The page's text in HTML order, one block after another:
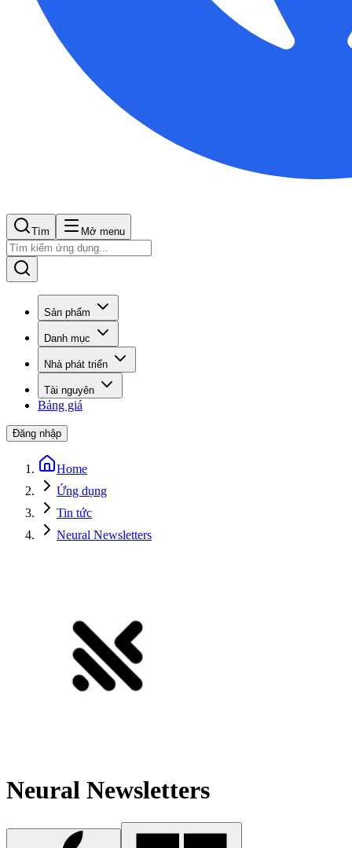
Tìm Mở menu
Sản phẩm
Danh mục
Nhà phát triển
Tài nguyên
Bảng giá
Đăng nhập
Home
Ứng dụng
Tin tức
Neural Newsletters
Neural Newsletters